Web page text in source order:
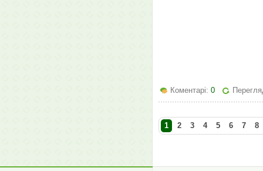
Коментарі: 0
1 2 3 4 5 6 7 8